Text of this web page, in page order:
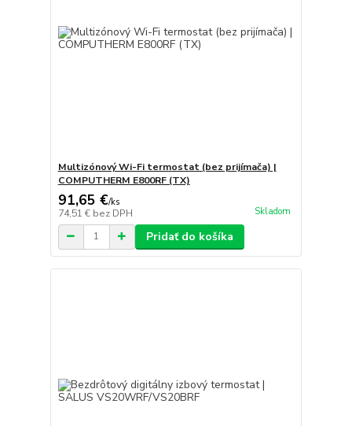
Multizónový Wi-Fi termostat (bez prijímača) |
COMPUTHERM E800RF (TX)
91,65 €/ks
74,51 € bez DPH Skladom
Pridať do košíka